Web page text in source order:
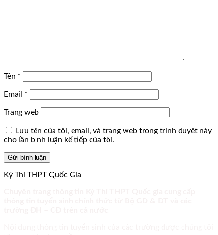
Tên *
Email *
Trang web
Lưu tên của tôi, email, và trang web trong trình duyệt này
cho lần bình luận kế tiếp của tôi.
Kỳ Thi THPT Quốc Gia